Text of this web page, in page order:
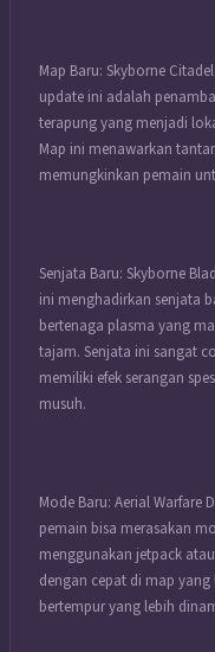
Map Baru: Skyborne
update ini adalah
terapung yang menjadi
Map ini menawarkan
memungkinkan pemain
Senjata Baru: Skyborne
ini menghadirkan senjata
bertenaga plasma yang
tajam. Senjata ini sangat
memiliki efek serangan
musuh.
Mode Baru: Aerial Warfare
pemain bisa merasakan
menggunakan jetpack
dengan cepat di map
bertempur yang lebih